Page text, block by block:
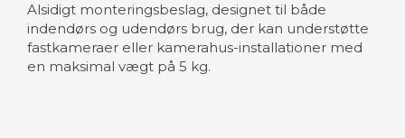
Alsidigt monteringsbeslag, designet til både
indendørs og udendørs brug, der kan understøtte
fastkameraer eller kamerahus-installationer med
en maksimal vægt på 5 kg.